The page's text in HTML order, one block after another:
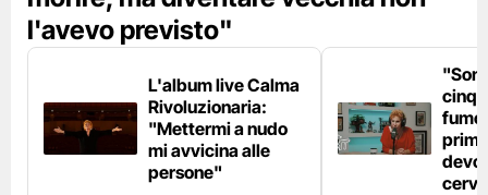
l'avevo previsto"
L'album live Calma
Rivoluzionaria:
"Mettermi a nudo
mi avvicina alle
persone"
fumo
devo